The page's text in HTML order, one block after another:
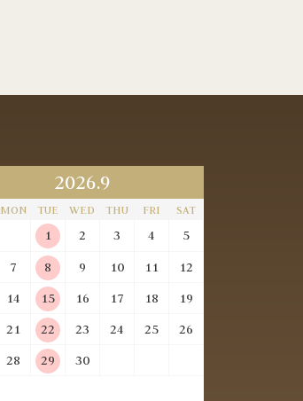
2026.9
MON TUE WED THU FRI SAT
1 2 3 4
5
7 8 9 10 11
12
14 15 16 17 18
19
21 22 23 24 25
26
28 29 30